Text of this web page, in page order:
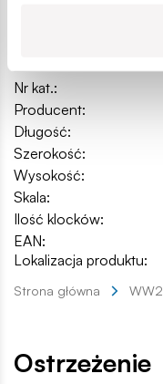
Nr kat.:
Producent:
Długość:
Szerokość:
Wysokość:
Skala:
Ilość klocków:
EAN:
Lokalizacja produktu:
Strona główna WW2
Ostrzeżenie